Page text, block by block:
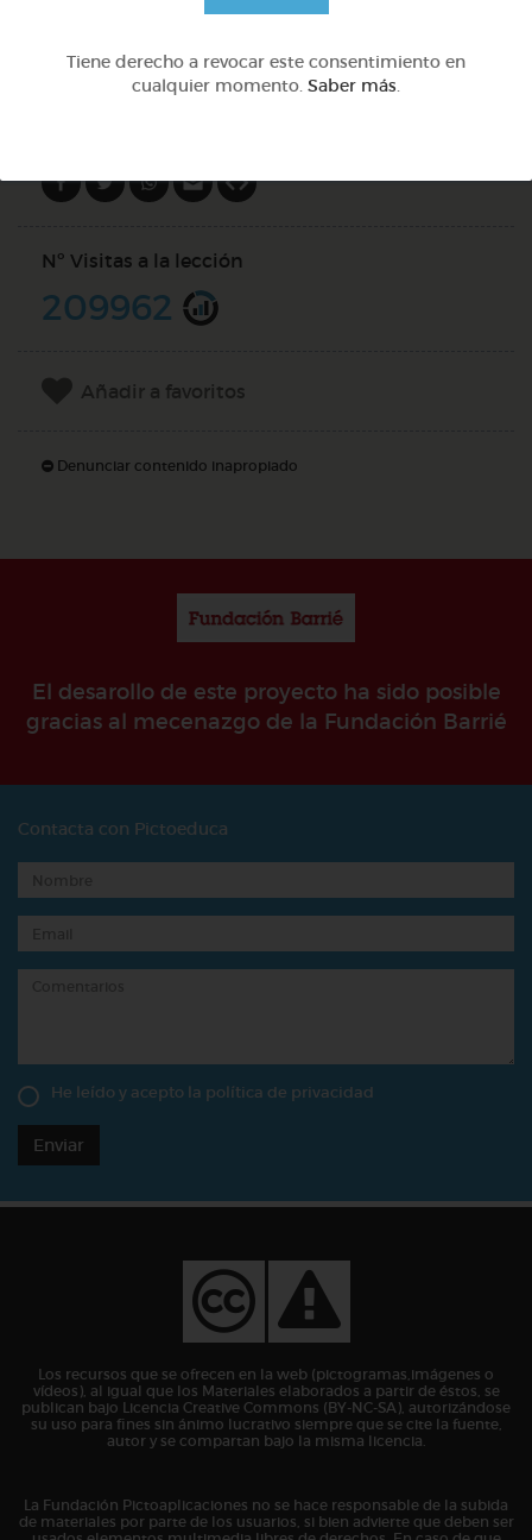
DOCS (4)
Nº Visitas a la lección
209962
Añadir a favoritos
Denunciar contenido inapropiado
El desarollo de este proyecto ha sido posible
gracias al mecenazgo de la Fundación Barrié
Contacta con Pictoeduca
He leído y acepto la política de privacidad
Enviar
Los recursos que se ofrecen en la web (pictogramas,imágenes o
vídeos), al igual que los Materiales elaborados a partir de éstos, se
publican bajo Licencia Creative Commons (BY-NC-SA), autorizándose
su uso para fines sin ánimo lucrativo siempre que se cite la fuente,
autor y se compartan bajo la misma licencia.
La Fundación Pictoaplicaciones no se hace responsable de la subida
de materiales por parte de los usuarios, si bien advierte que deben ser
Tiene derecho a revocar este consentimiento en
cualquier momento. Saber más.